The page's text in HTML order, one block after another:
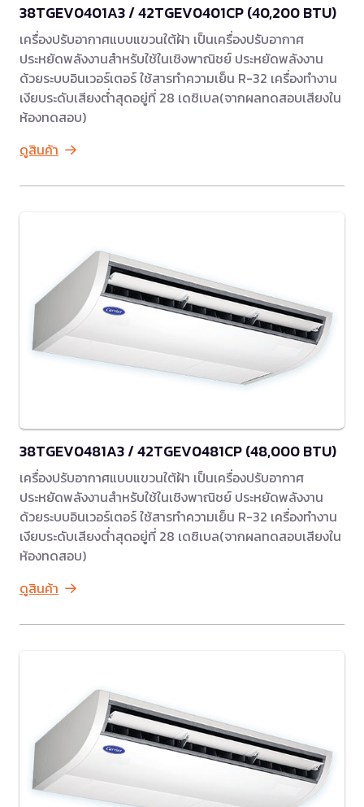
38TGEV0401A3 / 42TGEV0401CP (40,200 BTU)
เครื่องปรับอากาศแบบแขวนใต้ฝ้า เป็นเครื่องปรับอากาศ
ประหยัดพลังงานสำหรับใช้ในเชิงพาณิชย์ ประหยัดพลังงาน
ด้วยระบบอินเวอร์เตอร์ ใช้สารทำความเย็น R-32 เครื่องทำงาน
เงียบระดับเสียงต่ำสุดอยู่ที่ 28 เดซิเบล(จากผลทดสอบเสียงใน
ห้องทดสอบ)
ดูสินค้า
38TGEV0481A3 / 42TGEV0481CP (48,000 BTU)
เครื่องปรับอากาศแบบแขวนใต้ฝ้า เป็นเครื่องปรับอากาศ
ประหยัดพลังงานสำหรับใช้ในเชิงพาณิชย์ ประหยัดพลังงาน
ด้วยระบบอินเวอร์เตอร์ ใช้สารทำความเย็น R-32 เครื่องทำงาน
เงียบระดับเสียงต่ำสุดอยู่ที่ 28 เดซิเบล(จากผลทดสอบเสียงใน
ห้องทดสอบ)
ดูสินค้า